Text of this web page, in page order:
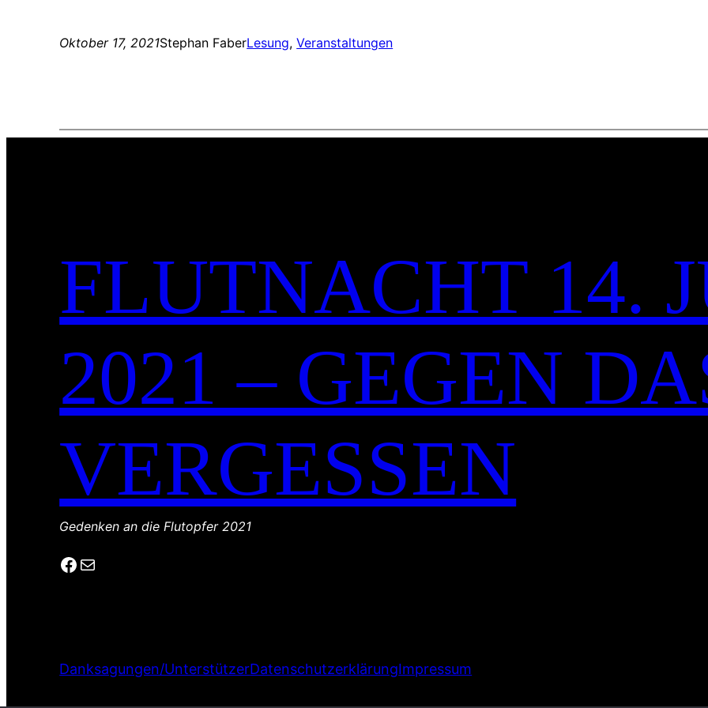
Oktober 17, 2021Stephan FaberLesung, Veranstaltungen
FLUTNACHT 14.
2021 – GEGEN
VERGESSEN
Gedenken an die Flutopfer 2021
Facebook
E-Mail
Danksagungen/UnterstützerDatenschutzerklärungImpressum